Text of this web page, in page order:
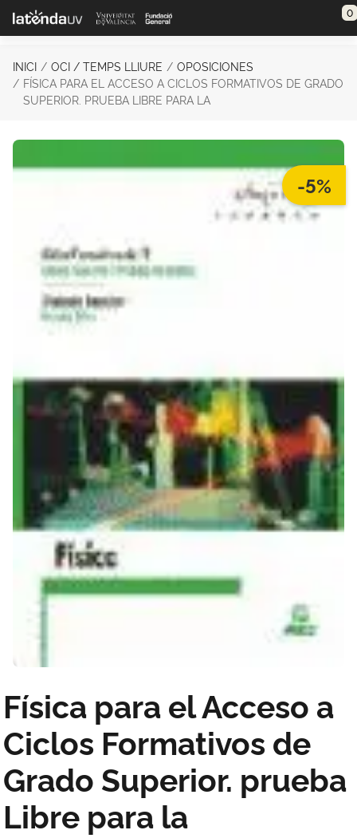
Saltar al contenido principal 0
INICI OCI / TEMPS LLIURE
OPOSICIONES
FÍSICA PARA EL ACCESO A CICLOS FORMATIVOS DE GRADO
SUPERIOR. PRUEBA LIBRE PARA LA
-5%
Física para el Acceso a
Ciclos Formativos de
Grado Superior. prueba
Libre para la